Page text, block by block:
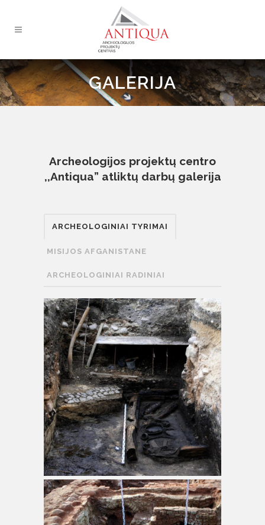
GALERIJA
Archeologijos projektų centro
,,Antiqua” atliktų darbų galerija
ARCHEOLOGINIAI TYRIMAI
MISIJOS AFGANISTANE
ARCHEOLOGINIAI RADINIAI